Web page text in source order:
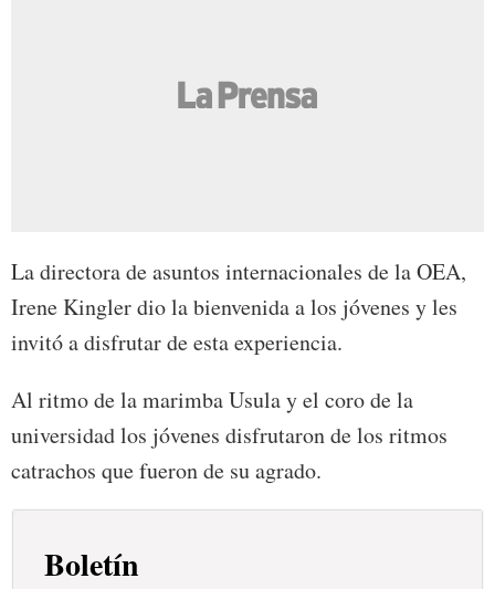
La directora de asuntos internacionales de la OEA,
Irene Kingler dio la bienvenida a los jóvenes y les
invitó a disfrutar de esta experiencia.
Al ritmo de la marimba Usula y el coro de la
universidad los jóvenes disfrutaron de los ritmos
catrachos que fueron de su agrado.
Boletín